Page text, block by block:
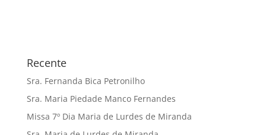
Recente
Sra. Fernanda Bica Petronilho
Sra. Maria Piedade Manco Fernandes
Missa 7º Dia Maria de Lurdes de Miranda